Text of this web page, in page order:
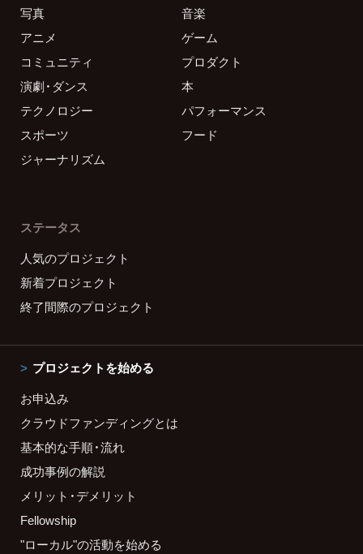
写真
音楽
アニメ
ゲーム
コミュニティ
プロダクト
演劇・ダンス
本
テクノロジー
パフォーマンス
スポーツ
フード
ジャーナリズム
ステータス
人気のプロジェクト
新着プロジェクト
終了間際のプロジェクト
プロジェクトを始める
お申込み
クラウドファンディングとは
基本的な手順・流れ
成功事例の解説
メリット・デメリット
Fellowship
"ローカル"の活動を始める